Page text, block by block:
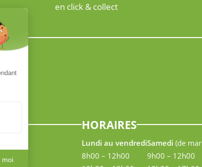
en click & collect
HORAIRES
Lundi au vendredi
8h00 – 12h00
Samedi (de
9h00 – 12h00